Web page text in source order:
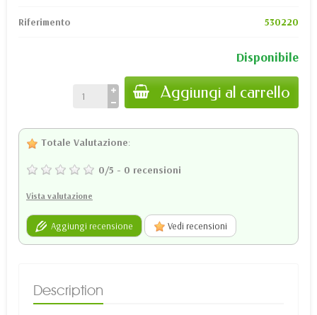
Riferimento 530220
Disponibile
Aggiungi al carrello
Totale Valutazione:
0/5 - 0 recensioni
Vista valutazione
Aggiungi recensione Vedi recensioni
Description